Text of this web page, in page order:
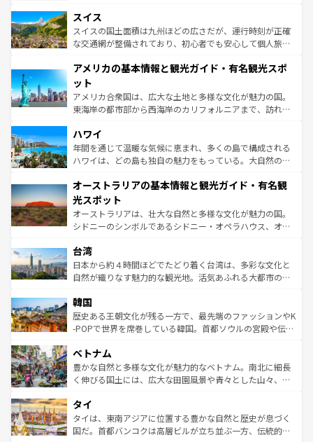
を参照してほしい。
は、お酒好きな人にはぜひ体験してほしい。 なお、新着の
ドイツ情報はコンテンツ一覧を参照してほしい。
リアごとに異なる魅力がある。また、優雅なアフタヌーン
ティー、ビール好きにはたまらない英国パブ、サッカー観
戦など、本場だからこそできる体験も豊富。イギリスを旅
ンツ一覧を参照してほしい。
スイス
スイスの国土面積は九州ほどの広さだが、運行時刻が正確
な交通網が整備されており、初心者でも安心して個人旅行
の建物がそのまま残る町や、スイスならではのユニークな
博物館もあり、アルプス観光だけでなく町歩きも満喫する
ことができる。国民の所得が高いため物価も高いが、旅行
者向けの交通パス提供のサービスもあり、うまく活用すれ
着のスイス情報は
アメリカの基本情報と観光ガイド・有名観光スポ
ット
アメリカ合衆国は、広大な土地と多様な文化が魅力の国。
東海岸の都市部から西海岸のカリフォルニアまで、訪れる
のような巨大都市は、観光、ショッピング、エンターテイ
ンメントが詰まった刺激的なスポットだ。一方、アメリカ
西部には大自然が広がり、グランドキャニオンやイエロー
部のニューオーリンズでは、音楽と美食が融合した独特の
文化が魅力。旅行者はアメリカの各地域で異なる魅力を楽
しみながら、その多様性と豊かな歴史を感じることができ
るだろう。車でのロードトリップや列車の旅も、アメリカ
情報は
ハワイ
年間を通じて温暖な気候に恵まれ、多くの島で構成される
ハワイは、どの島も独自の魅力をもっている。大自然の神
ワイ島は見逃せない。また、定番の観光地といえばオアフ
島だが、静かな自然を求めるならマウイ島やカウアイ島が
おすすめ。エメラルドグリーンに輝く海をはじめ、豊かな
文化や歴史が息づいている。「アロハスピリット」と呼ば
人々、おいしいローカルフードやハワイアンミュージッ
ク、伝統的なフラダンスなど、すべてがハワイの魅力を彩
っている。訪れるたびに新しい発見と感動が待っているハ
はコンテンツ一覧
オーストラリアの基本情報と観光ガイド・有名観
光スポット
オーストラリアは、壮大な自然と多様な文化が魅力の国。
シドニーのシンボルであるシドニー・オペラハウス、オー
リアリーフや大陸中央部にそびえるウルル（エアーズロッ
ク）、タスマニアの美しい原生林やケアンズの熱帯雨林な
ど、見どころがたくさん。また、カフェやワイン、オージ
いる。アクティビティも充実しており、サーフィンやダイ
ビング、ハイキングなど、アウトドア好きにはたまらな
い。オーストラリアの多彩な魅力を存分に味わいつくそ
参照してほしい。
台湾
日本から約４時間ほどでたどり着く台湾は、多彩な文化と
自然が織りなす魅力的な観光地。活気あふれる大都市の台
ン）、静ひつな山岳地帯である台湾東部など、都市の喧騒
と山間の静けさが共存しており、訪れる人に新しい発見と
驚きをもたらしてくれる。また、奥深い台湾の食文化も魅
容にもいいと評判のスイーツなど、バラエティ豊かな料理
が味わえる。 なお、新着の台湾情報は コンテンツ一覧を参
照してほしい。
韓国
歴史ある王朝文化が残る一方で、最先端のファッションやK
-POPで世界を席巻している韓国。首都ソウルの宮殿や伝統
き、地方に足を延ばせば四季折々の自然美を楽しむことが
できる。そして、キムチや焼肉、絶品のストリートフード
まで、さまざまな韓国料理が待っている。夜には、韓国な
リティに包まれながら、韓国の多彩な魅力を心ゆくまで味
わってみてほしい。 なお、新着の韓国情報はコンテンツ一
覧を参照してほしい。
ベトナム
豊かな自然と多様な文化が魅力的なベトナム。南北に細長
く伸びる国土には、広大な田園風景や青々とした山々、世
急速な発展と共に伝統が息づく。ハノイの古い町並みやホ
ーチミン市のフランス統治時代の建物も、独特の雰囲気を
醸し出している。また、バラエティの豊かさとおいしさで
タイ
タイは、東南アジアに位置する豊かな自然と歴史が息づく
国だ。首都バンコクは高層ビルが立ち並ぶ一方、伝統的な